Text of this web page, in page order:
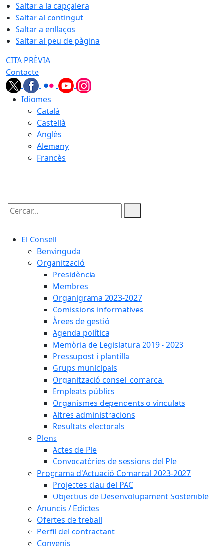
Saltar a la capçalera
Saltar al contingut
Saltar a enllaços
Saltar al peu de pàgina
CITA PRÈVIA
Contacte
Idiomes
Català
Castellà
Anglès
Alemany
Francès
Cercar:
El Consell
Benvinguda
Organització
Presidència
Membres
Organigrama 2023-2027
Comissions informatives
Àrees de gestió
Agenda política
Memòria de Legislatura 2019 - 2023
Pressupost i plantilla
Grups municipals
Organització consell comarcal
Empleats públics
Organismes dependents o vinculats
Altres administracions
Resultats electorals
Plens
Actes de Ple
Convocatòries de sessions del Ple
Programa d'Actuació Comarcal 2023-2027
Projectes clau del PAC
Objectius de Desenvolupament Sostenible
Anuncis / Edictes
Ofertes de treball
Perfil del contractant
Convenis